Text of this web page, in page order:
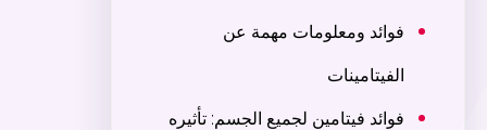
فوائد ومعلومات مهمة عن
الفيتامينات
فوائد فيتامين لجميع الجسم: تأثيره